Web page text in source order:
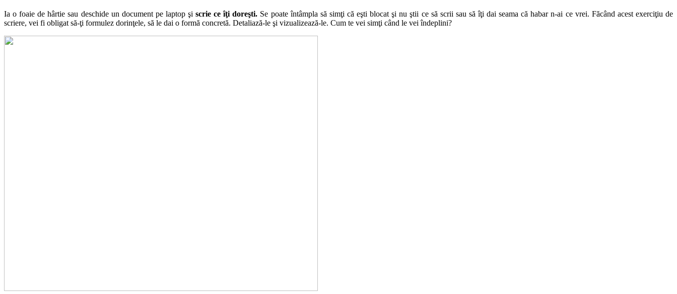
Ia o foaie de hârtie sau deschide un document pe laptop şi scrie ce îţi doreşti. Se poate întâmpla să simţi că eşti blocat şi nu ştii ce să scrii sau să îţi dai seama că habar n-ai ce vrei. Făcând acest exerciţiu de
scriere, vei fi obligat să-ţi formulez dorinţele, să le dai o formă concretă. Detaliază-le şi vizualizează-le. Cum te vei simţi când le vei îndeplini?